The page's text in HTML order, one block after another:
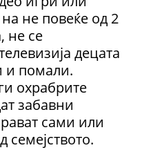
не повеќе од 2
не се
децата
и помали.
охрабрите
забавни
сами или
семејството.